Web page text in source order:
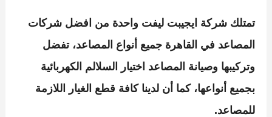
تمتلك شركة ايجيبت ليفت واحدة من افضل شركات
المصاعد في القاهرة جميع أنواع المصاعد، تفضل
وتركيبها وصيانة المصاعد اختيار السلالم الكهربائية
بجميع أنواعها، كما أن لدينا كافة قطع الغيار اللازمة
للمصاعد.